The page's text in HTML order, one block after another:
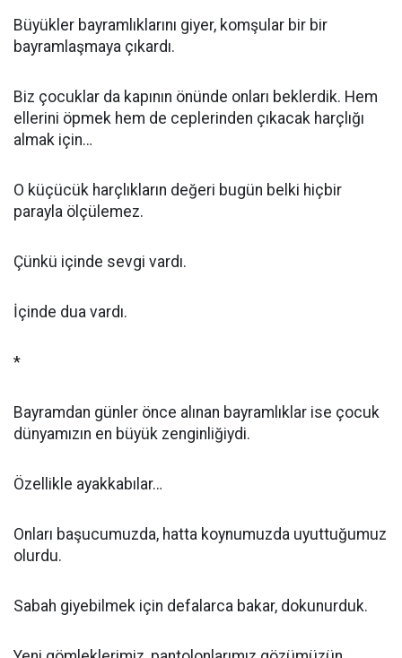
Büyükler bayramlıklarını giyer, komşular bir bir
bayramlaşmaya çıkardı.
Biz çocuklar da kapının önünde onları beklerdik. Hem
ellerini öpmek hem de ceplerinden çıkacak harçlığı
almak için…
O küçücük harçlıkların değeri bugün belki hiçbir
parayla ölçülemez.
Çünkü içinde sevgi vardı.
İçinde dua vardı.
*
Bayramdan günler önce alınan bayramlıklar ise çocuk
dünyamızın en büyük zenginliğiydi.
Özellikle ayakkabılar…
Onları başucumuzda, hatta koynumuzda uyuttuğumuz
olurdu.
Sabah giyebilmek için defalarca bakar, dokunurduk.